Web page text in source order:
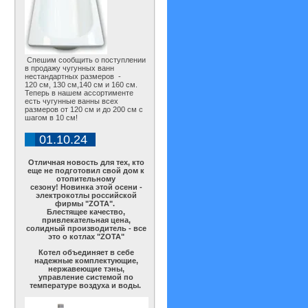
Спешим сообщить о поступлении
в продажу чугунных ванн
нестандартных размеров -
120 см, 130 см,140 см и 160 см.
Теперь в нашем ассортименте
есть чугунные ванны всех
размеров от 120 см и до 200 см с
шагом в 10 см!
01.10.24
Отличная новость для тех, кто
еще не подготовил свой дом к
отопительному
сезону! Новинка этой осени -
электрокотлы российской
фирмы "ZOTA".
Блестящее качество,
привлекательная цена,
солидный производитель - все
это о котлах "ZOTA"
Котел объединяет в себе
надежные комплектующие,
нержавеющие тэны,
управление системой по
температуре воздуха и воды.